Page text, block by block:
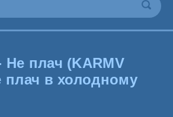
Не плач (KARMV
плач в холодному